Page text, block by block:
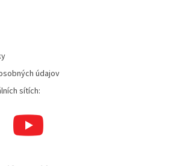
údajov
sítích: